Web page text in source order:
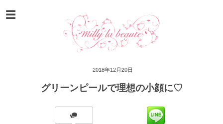
2018年12月20日
グリーンピールで理想の小顔に♡